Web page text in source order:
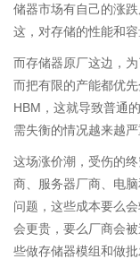
储器市场有自己的涨
这，对存储的性能和
而存储器原厂这边，
而把有限的产能都优
HBM，这就导致普通
需失衡的情况越来越严
这场涨价潮，受伤的
商、服务器厂商、电
问题，这些成本要么
会更贵，要么厂商会
些做存储器模组和做